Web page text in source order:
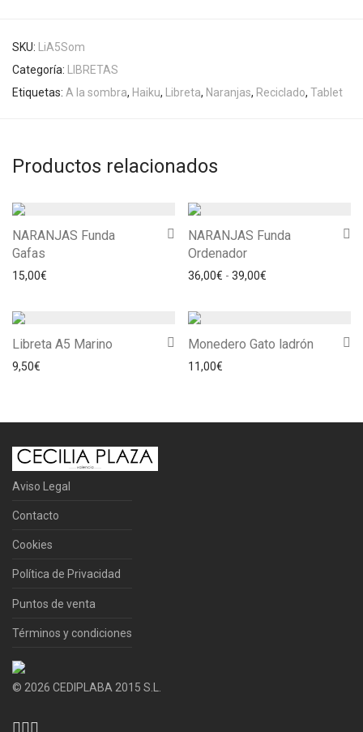
SKU:
LiA5Som
Categoría:
LIBRETAS
Etiquetas: A la sombra, Haiku, Libreta, Naranjas, Reciclado, Tablet
Productos relacionados
NARANJAS Funda
Gafas
15,00€
NARANJAS Funda
Ordenador
36,00€ - 39,00€
Libreta A5 Marino
9,50€
Monedero Gato ladrón
11,00€
Aviso Legal
Contacto
Cookies
Política de Privacidad
Puntos de venta
Términos y condiciones
© 2026 CEDIPLABA 2015 S.L.